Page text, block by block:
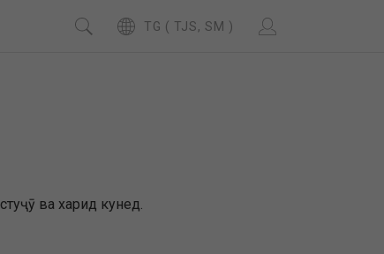
TG ( TJS, SM )
ва харид кунед.